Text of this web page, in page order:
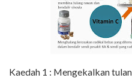
Kaedah 1 : Mengekalkan